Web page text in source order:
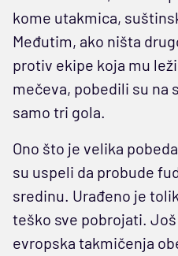
kome utakmica,
Međutim, ako ništa
protiv ekipe koja mu
mečeva, pobedili su na
samo tri gola.
Ono što je velika pobeda
su uspeli da probude
sredinu. Urađeno je
teško sve pobrojati.
evropska takmičenja